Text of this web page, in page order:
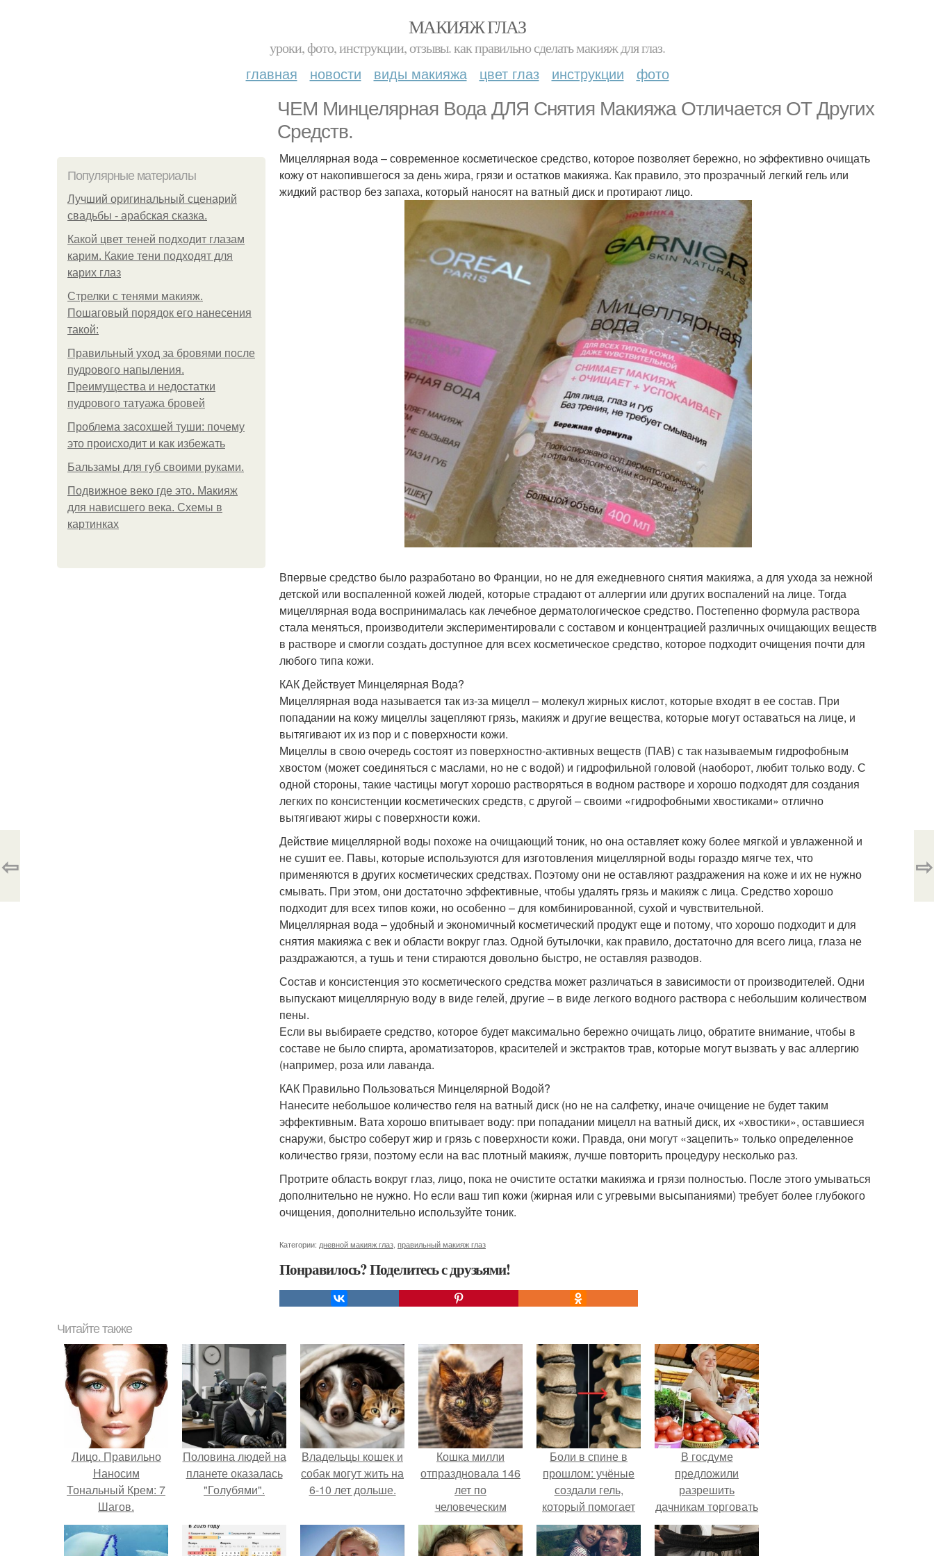
МАКИЯЖ ГЛАЗ
уроки, фото, инструкции, отзывы. как правильно сделать макияж для глаз.
главная новости виды макияжа цвет глаз инструкции фото
ЧЕМ Минцелярная Вода ДЛЯ Снятия Макияжа Отличается ОТ Других
Средств.
Популярные материалы
Лучший оригинальный сценарий
свадьбы - арабская сказка.
Какой цвет теней подходит глазам
карим. Какие тени подходят для
карих глаз
Стрелки с тенями макияж.
Пошаговый порядок его нанесения
такой:
Правильный уход за бровями после
пудрового напыления.
Преимущества и недостатки
пудрового татуажа бровей
Проблема засохшей туши: почему
это происходит и как избежать
Бальзамы для губ своими руками.
Подвижное веко где это. Макияж
для нависшего века. Схемы в
картинках
Мицеллярная вода – современное косметическое средство, которое позволяет бережно, но эффективно очищать
кожу от накопившегося за день жира, грязи и остатков макияжа. Как правило, это прозрачный легкий гель или
жидкий раствор без запаха, который наносят на ватный диск и протирают лицо.
Впервые средство было разработано во Франции, но не для ежедневного снятия макияжа, а для ухода за нежной
детской или воспаленной кожей людей, которые страдают от аллергии или других воспалений на лице. Тогда
мицеллярная вода воспринималась как лечебное дерматологическое средство. Постепенно формула раствора
стала меняться, производители экспериментировали с составом и концентрацией различных очищающих веществ
в растворе и смогли создать доступное для всех косметическое средство, которое подходит очищения почти для
любого типа кожи.
КАК Действует Минцелярная Вода?
Мицеллярная вода называется так из-за мицелл – молекул жирных кислот, которые входят в ее состав. При
попадании на кожу мицеллы зацепляют грязь, макияж и другие вещества, которые могут оставаться на лице, и
вытягивают их из пор и с поверхности кожи.
Мицеллы в свою очередь состоят из поверхностно-активных веществ (ПАВ) с так называемым гидрофобным
хвостом (может соединяться с маслами, но не с водой) и гидрофильной головой (наоборот, любит только воду. С
одной стороны, такие частицы могут хорошо растворяться в водном растворе и хорошо подходят для создания
легких по консистенции косметических средств, с другой – своими «гидрофобными хвостиками» отлично
вытягивают жиры с поверхности кожи.
Действие мицеллярной воды похоже на очищающий тоник, но она оставляет кожу более мягкой и увлаженной и
не сушит ее. Павы, которые используются для изготовления мицеллярной воды гораздо мягче тех, что
применяются в других косметических средствах. Поэтому они не оставляют раздражения на коже и их не нужно
смывать. При этом, они достаточно эффективные, чтобы удалять грязь и макияж с лица. Средство хорошо
подходит для всех типов кожи, но особенно – для комбинированной, сухой и чувствительной.
Мицеллярная вода – удобный и экономичный косметический продукт еще и потому, что хорошо подходит и для
снятия макияжа с век и области вокруг глаз. Одной бутылочки, как правило, достаточно для всего лица, глаза не
раздражаются, а тушь и тени стираются довольно быстро, не оставляя разводов.
Состав и консистенция это косметического средства может различаться в зависимости от производителей. Одни
выпускают мицеллярную воду в виде гелей, другие – в виде легкого водного раствора с небольшим количеством
пены.
Если вы выбираете средство, которое будет максимально бережно очищать лицо, обратите внимание, чтобы в
составе не было спирта, ароматизаторов, красителей и экстрактов трав, которые могут вызвать у вас аллергию
(например, роза или лаванда.
КАК Правильно Пользоваться Минцелярной Водой?
Нанесите небольшое количество геля на ватный диск (но не на салфетку, иначе очищение не будет таким
эффективным. Вата хорошо впитывает воду: при попадании мицелл на ватный диск, их «хвостики», оставшиеся
снаружи, быстро соберут жир и грязь с поверхности кожи. Правда, они могут «зацепить» только определенное
количество грязи, поэтому если на вас плотный макияж, лучше повторить процедуру несколько раз.
Протрите область вокруг глаз, лицо, пока не очистите остатки макияжа и грязи полностью. После этого умываться
дополнительно не нужно. Но если ваш тип кожи (жирная или с угревыми высыпаниями) требует более глубокого
очищения, дополнительно используйте тоник.
Категории: дневной макияж глаз правильный макияж глаз
Понравилось? Поделитесь с друзьями!
⇦ ⇨
Читайте также
Лицо. Правильно
Наносим
Тональный Крем: 7
Шагов.
Половина людей на
планете оказалась
"Голубями".
Владельцы кошек и
собак могут жить на
6-10 лет дольше.
Кошка милли
отпраздновала 146
лет по
человеческим
Меркам и
претендует на
Боли в спине в
прошлом: учёные
создали гель,
который помогает
восстанавливать
межпозвоночные
В госдуме
предложили
разрешить
дачникам торговать
своей
сельхозпродукцией